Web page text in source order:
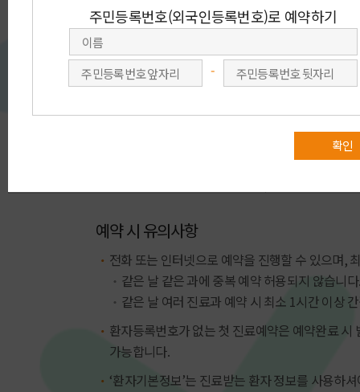
회원가입 없이 이름, 연락처(휴대전화)를
회원가입을
회원예
예약 시 유의사항
전화 또는 인터넷으로 예약을 진행할 수 있으며,
같은 날 같은 과에 중복 예약 허용되지 않습니
같은 날 여러 진료과 예약 시 최소 1시간 이상
환자등록번호가 없는 첫 진료예약은 예약완료
가능합니다.
‘환자기본정보’는 진료받는 환자 정보를 사용하